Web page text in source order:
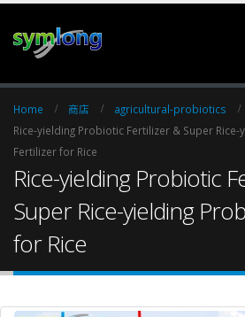
Home 商店
agricultural-probiotics
Rice-yielding Probiotic Fertilizer & Super
Fertilizer for Rice
Rice-yielding Probiotic
Super Rice-yielding
for Rice